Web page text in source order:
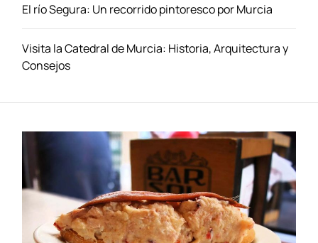
:
T
u
p
r
L
l
e
El río Segura: Un recorrido pintoresco por Murcia
Visita la Catedral de Murcia: Historia, Arquitectura y
Consejos